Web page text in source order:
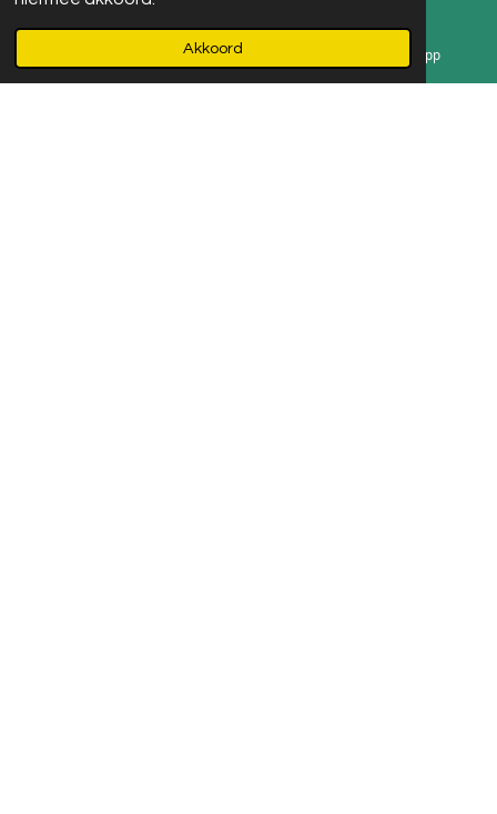
Akkoord
a
g
a
b
o
k
Volg ons op Instagram en Facebook
© 2021 Ma Puce
Instagram WhatsApp